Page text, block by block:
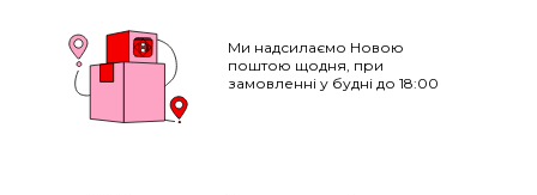
Ми надсилаємо Новою
поштою щодня, при
замовленні у будні до 18:00